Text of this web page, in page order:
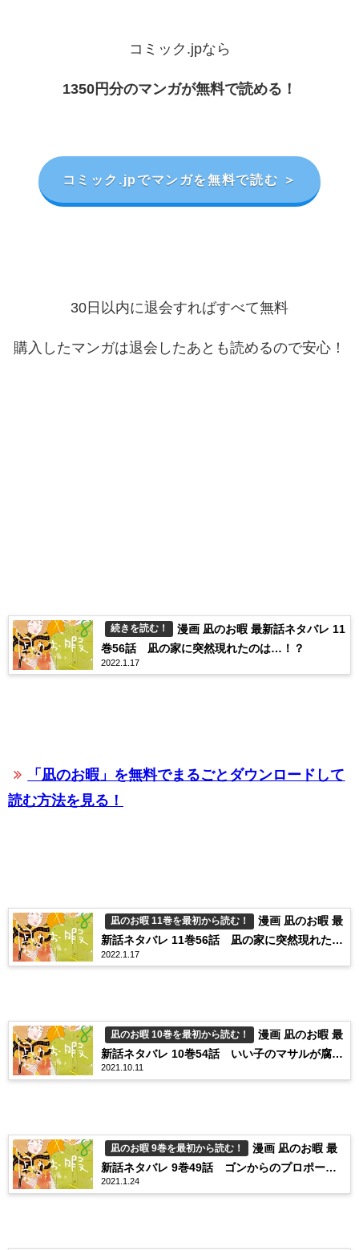
コミック.jpなら
1350円分のマンガが無料で読める！
コミック.jpでマンガを無料で読む ＞
30日以内に退会すればすべて無料
購入したマンガは退会したあとも読めるので安心！
続きを読む！
漫画 凪のお暇 最新話ネタバレ 11
巻56話 凪の家に突然現れたのは…！？
2022.1.17
「凪のお暇」を無料でまるごとダウンロードして
読む方法を見る！
凪のお暇 11巻を最初から読む！
漫画 凪のお暇 最
新話ネタバレ 11巻56話 凪の家に突然現れたの
は…！？
2022.1.17
凪のお暇 10巻を最初から読む！
漫画 凪のお暇 最
新話ネタバレ 10巻54話 いい子のマサルが腐っ
てしまったワケ
2021.10.11
凪のお暇 9巻を最初から読む！
漫画 凪のお暇 最
新話ネタバレ 9巻49話 ゴンからのプロポーズ
に、凪の出した答えとは？
2021.1.24